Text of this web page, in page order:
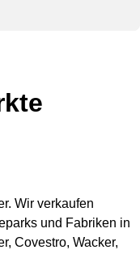
Wir verkaufen
und Fabriken in
Covestro, Wacker,